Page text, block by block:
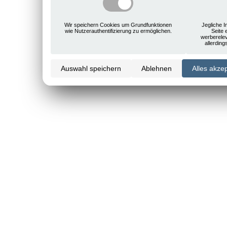
Wir speichern Cookies um Grundfunktionen
wie Nutzerauthentifizierung zu ermöglichen.
Jegliche
Seite
Auswahl speichern Ablehnen Alles